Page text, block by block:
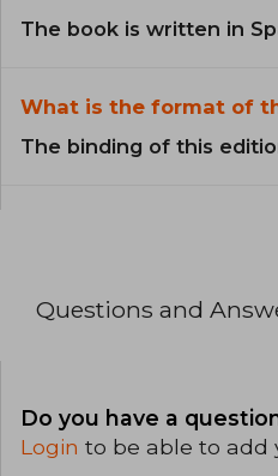
The book is written in
What is the format of
The binding of this
Questions and
Do you have a
Login to be able to add